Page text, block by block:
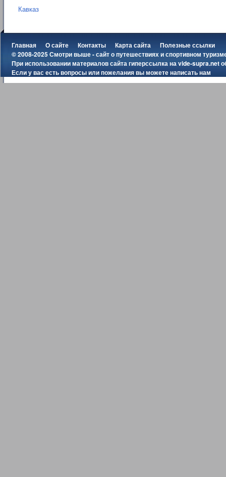
Кавказ
Главная О сайте Контакты Карта сайта
Полезные ссылки
© 2008-2025 Смотри выше - сайт о путешествиях и спортивном
При использовании материалов сайта гиперссылка наvide-supra.net
Если у вас есть вопросы или пожелания вы можетенаписать нам